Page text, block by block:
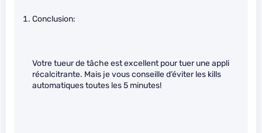
Conclusion:
Votre tueur de tâche est excellent pour tuer une appli
récalcitrante. Mais je vous conseille d’éviter les kills
automatiques toutes les 5 minutes!